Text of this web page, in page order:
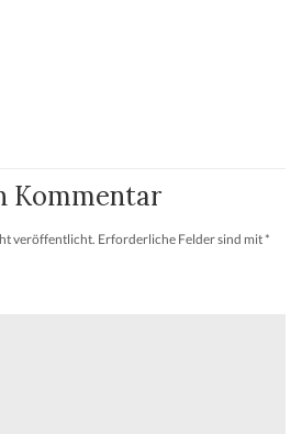
Kommentar
veröffentlicht. Erforderliche Felder sind mit*